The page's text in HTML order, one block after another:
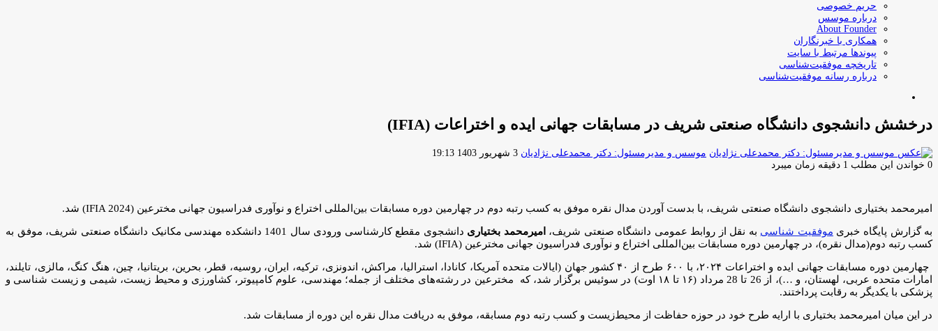
حریم خصوصی
درباره موسس
About Founder
همکاری با خبرنگاران
پیوندها مرتبط با سایت
تاریخچه موفقیت‌شناسی
درباره رسانه موفقیت‌شناسی
درخشش دانشجوی دانشگاه صنعتی شریف در مسابقات جهانی ایده و اختراعات (IFIA)
موسس و مدیرمسئول: دکتر محمدعلی نژادیان ارسال
3 شهریور 1403 19:13
0 خواندن این مطلب 1 دقیقه زمان میبرد
امیرمحمد بختیاری دانشجوی دانشگاه صنعتی شریف، با بدست آوردن مدال نقره موفق به کسب رتبه دوم در چهارمین دوره مسابقات بین‌المللی اختراع و نوآوری فدراسیون جهانی مخترعین (IFIA 2024) شد.
به گزارش پایگاه خبری موفقیت شناسی به نقل از روابط عمومی دانشگاه صنعتی شریف، امیرمحمد بختیاری
دانشجوی مقطع کارشناسی ورودی سال 1401 دانشکده مهندسی مکانیک دانشگاه صنعتی شریف، موفق به
کسب رتبه دوم(مدال نقره)، در چهارمین دوره مسابقات بین‌المللی اختراع و نوآوری فدراسیون جهانی مخترعین (IFIA) شد.
چهارمین دوره مسابقات جهانی ایده و اختراعات ۲۰۲۴، با ۶۰۰ طرح از ۴۰ کشور جهان (ایالات متحده آمریکا، کانادا، استرالیا، مراکش، اندونزی، ترکیه، ایران، روسیه، قطر، بحرین، بریتانیا، چین، هنگ کنگ، مالزی، تایلند،
امارات متحده عربی، لهستان، و …)، از 26 تا 28 مرداد (۱۶ تا ۱۸ اوت) در سوئیس برگزار شد، که مخترعین در رشته‌های مختلف از جمله؛ مهندسی، علوم کامپیوتر، کشاورزی و محیط زیست، شیمی و زیست شناسی و
پزشکی با یکدیگر به رقابت پرداختند.
در این میان امیرمحمد بختیاری با ارایه طرح خود در حوزه حفاظت از محیط‌زیست و کسب رتبه دوم مسابقه، موفق به دریافت مدال نقره این دوره از مسابقات شد.